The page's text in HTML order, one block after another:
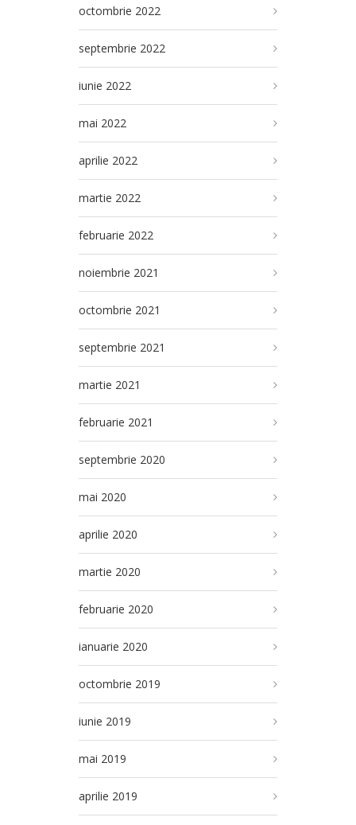
octombrie 2022
septembrie 2022
iunie 2022
mai 2022
aprilie 2022
martie 2022
februarie 2022
noiembrie 2021
octombrie 2021
septembrie 2021
martie 2021
februarie 2021
septembrie 2020
mai 2020
aprilie 2020
martie 2020
februarie 2020
ianuarie 2020
octombrie 2019
iunie 2019
mai 2019
aprilie 2019